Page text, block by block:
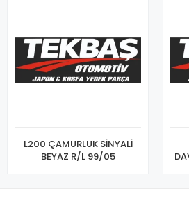
L200 ÇAMURLUK SİNYALİ
BEYAZ R/L 99/05